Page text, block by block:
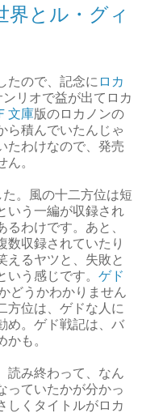
界とル・グィ
たので、記念に ロカ
リオで益が出てロカ
文庫版のロカノンの
ら積んでいたんじゃ
たわけなので、発売
。
。風の十二方位は短
いう一編が収録され
わけです。あと、
数収録されていたり
えるヤツと、失敗と
う感じです。 ゲド
どうかわかりません
方位は、ゲドな人に
め。ゲド戦記は、バ
も。
読み終わって、なん
っていたかが分かっ
しくタイトルがロカ